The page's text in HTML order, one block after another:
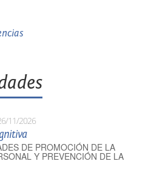
11/2026
DE PROMOCIÓN DE LA
Y PREVENCIÓN DE LA